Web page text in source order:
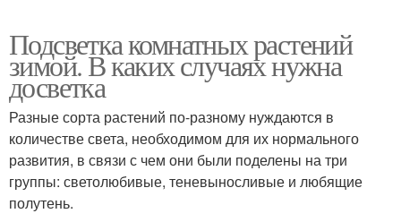
Подсветка комнатных растений
зимой. В каких случаях нужна
досветка
Разные сорта растений по-разному нуждаются в
количестве света, необходимом для их нормального
развития, в связи с чем они были поделены на три
группы: светолюбивые, теневыносливые и любящие
полутень.